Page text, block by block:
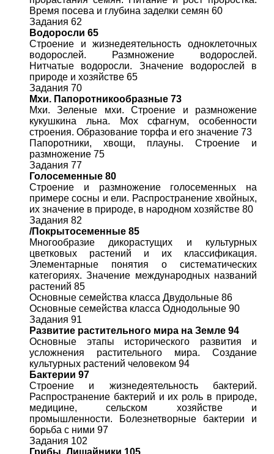
Время посева и глубина заделки семян 60
Задания 62
Водоросли 65
Строение и жизнедеятельность одноклеточных
водорослей. Размножение водорослей.
Нитчатые водоросли. Значение водорослей в
природе и хозяйстве 65
Задания 70
Мхи. Папоротникообразные 73
Мхи. Зеленые мхи. Строение и размножение
кукушкина льна. Мох сфагнум, особенности
строения. Образование торфа и его значение 73
Папоротники, хвощи, плауны. Строение и
размножение 75
Задания 77
Голосеменные 80
Строение и размножение голосеменных на
примере сосны и ели. Распространение хвойных,
их значение в природе, в народном хозяйстве 80
Задания 82
/Покрытосеменные 85
Многообразие дикорастущих и культурных
цветковых растений и их классификация.
Элементарные понятия о систематических
категориях. Значение международных названий
растений 85
Основные семейства класса Двудольные 86
Основные семейства класса Однодольные 90
Задания 91
Развитие растительного мира на Земле 94
Основные этапы исторического развития и
усложнения растительного мира. Создание
культурных растений человеком 94
Бактерии 97
Строение и жизнедеятельность бактерий.
Распространение бактерий и их роль в природе,
медицине, сельском хозяйстве и
промышленности. Болезнетворные бактерии и
борьба с ними 97
Задания 102
Грибы. Лишайники 105